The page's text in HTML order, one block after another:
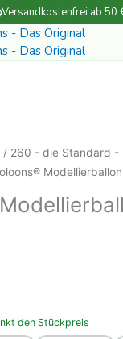
Versandkostenfrei ab 50
/ 260 - die Standard -
den Stückpreis